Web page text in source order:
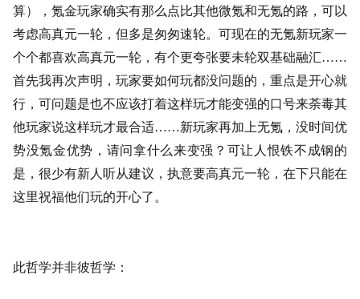
算），氪金玩家确实有那么点比其他微氪和无氪的路，可以
考虑高真元一轮，但多是匆匆速轮。可现在的无氪新玩家一
个个都喜欢高真元一轮，有个更夸张要未轮双基础融汇……
首先我再次声明，玩家要如何玩都没问题的，重点是开心就
行，可问题是也不应该打着这样玩才能变强的口号来荼毒其
他玩家说这样玩才最合适……新玩家再加上无氪，没时间优
势没氪金优势，请问拿什么来变强？可让人恨铁不成钢的
是，很少有新人听从建议，执意要高真元一轮，在下只能在
这里祝福他们玩的开心了。
此哲学并非彼哲学：